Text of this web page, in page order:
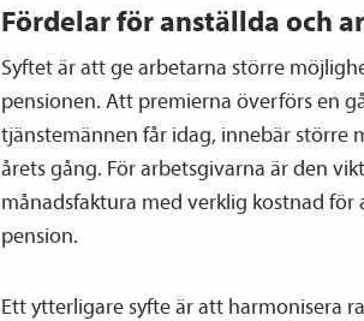
Fördelar för anställda och
Syftet är att ge arbetarna större
pensionen. Att premierna överförs en
tjänste­männen får idag, innebär större
årets gång. För arbetsgivarna är den
månadsfaktura med verklig kostnad
pension.
Ett ytterligare syfte är att harmonisera